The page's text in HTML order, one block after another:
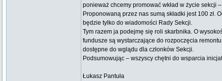
ponieważ chcemy promować wkład w życie sekcji
Proponowaną przez nas sumą składki jest 100 zł.
będzie tylko do wiadomości Rady Sekcji.
Tym razem ja podejmę się roli skarbnika. O
fundusze są wystarczające do rozpoczęcia
dostępne do wglądu dla członków Sekcji.
Podsumowując – wszyscy chętni do wsparcia
Łukasz Pantuła